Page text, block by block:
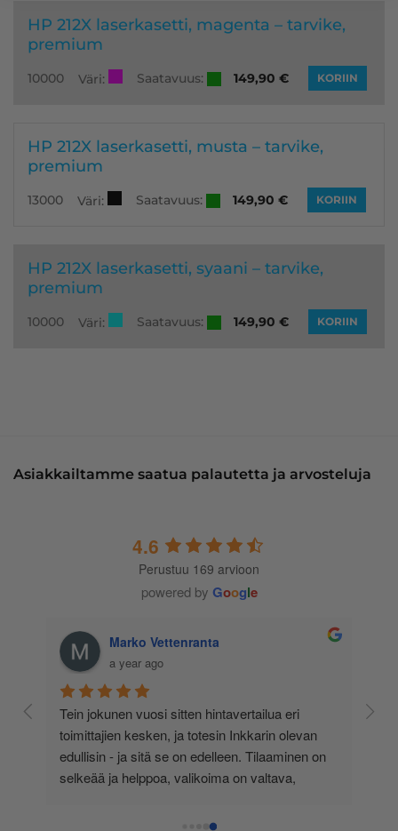
HP 212X laserkasetti, magenta – tarvike,
premium
10000 Väri: Saatavuus: 149,90 € KORIIN
HP 212X laserkasetti, musta – tarvike,
premium
13000 Väri: Saatavuus: 149,90 € KORIIN
HP 212X laserkasetti, syaani – tarvike,
premium
10000 Väri: Saatavuus: 149,90 € KORIIN
Asiakkailtamme saatua palautetta ja arvosteluja
4.6
Perustuu 169 arvioon
powered by Google
Marko Vettenranta
a year ago
Tein jokunen vuosi sitten hintavertailua eri
toimittajien kesken, ja totesin Inkkarin olevan
edullisin - ja sitä se on edelleen. Tilaaminen on
selkeää ja helppoa, valikoima on valtava,
asiakaspalvelu todella ripeää (s-postin kautta) ja